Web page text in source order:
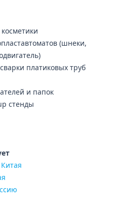
(шнеки,
платиковых труб
и папок
стенды